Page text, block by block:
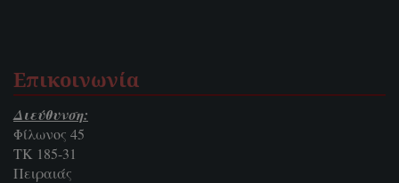
Επικοινωνία
Διεύθυνση:
Φίλωνος 45
ΤΚ 185-31
Πειραιάς